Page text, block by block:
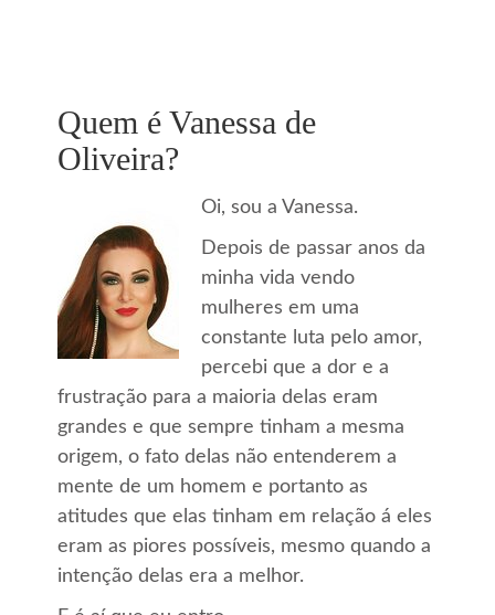
Quem é Vanessa de
Oliveira?
Oi, sou a Vanessa.
Depois de passar anos da
minha vida vendo
mulheres em uma
constante luta pelo amor,
percebi que a dor e a
frustração para a maioria delas eram
grandes e que sempre tinham a mesma
origem, o fato delas não entenderem a
mente de um homem e portanto as
atitudes que elas tinham em relação á eles
eram as piores possíveis, mesmo quando a
intenção delas era a melhor.